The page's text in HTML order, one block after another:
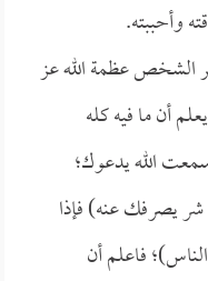
وأحببته.
الشخص عظمة الله عز
أن ما فيه كله
الله يدعوك؛
شر يصرفك عنه) فإذا
فاعلم أن